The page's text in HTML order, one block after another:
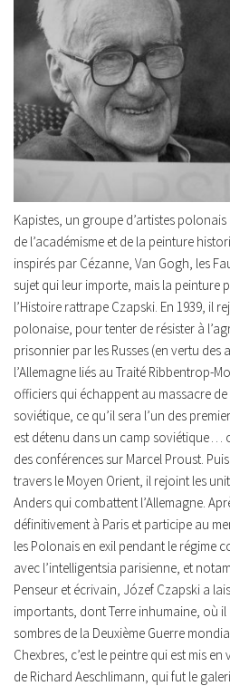
Kapistes, un groupe d’artistes
de l’académisme et de la peinture
inspirés par Cézanne, Van Gogh, les
sujet qui leur importe, mais la peinture
l’Histoire rattrape Czapski. En 1939, il
polonaise, pour tenter de résister à
prisonnier par les Russes (en vertu des
l’Allemagne liés au Traité Ribbentrop-
officiers qui échappent au massacre
soviétique, ce qu’il sera l’un des
est détenu dans un camp soviétique …
des conférences sur Marcel Proust.
travers le Moyen Orient, il rejoint les
Anders qui combattent l’Allemagne.
définitivement à Paris et participe au
les Polonais en exil pendant le régime
avec l’intelligentsia parisienne, et
Penseur et écrivain, Józef Czapski a
importants, dont Terre inhumaine, où
sombres de la Deuxième Guerre
Chexbres, c’est le peintre qui est mis
de Richard Aeschlimann, qui fut le